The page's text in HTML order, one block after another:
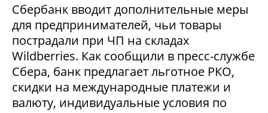
Сбербанк вводит дополнительные меры
для предпринимателей, чьи товары
пострадали при ЧП на складах
Wildberries. Как сообщили в пресс-службе
Сбера, банк предлагает льготное РКО,
скидки на международные платежи и
валюту, индивидуальные условия по